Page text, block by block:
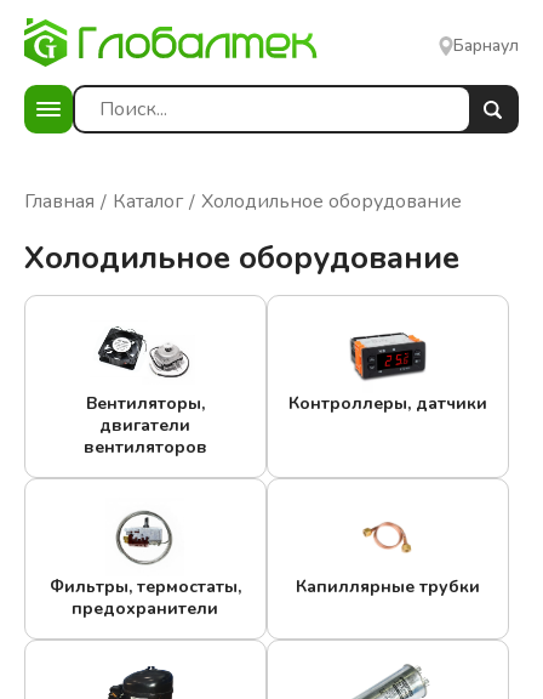
Барнаул
Главная Каталог Холодильное оборудование
Холодильное оборудование
Вентиляторы,
двигатели
вентиляторов
Контроллеры, датчики
Фильтры, термостаты,
предохранители
Капиллярные трубки